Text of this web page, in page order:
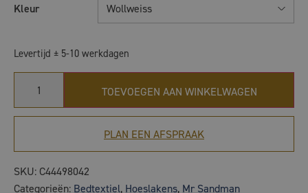
Kleur Wollweiss
Levertijd ± 5-10 werkdagen
TOEVOEGEN AAN WINKELWAGEN
PLAN EEN AFSPRAAK
SKU: C44498042
Categorieën: Bedtextiel, Hoeslakens, Mr Sandman